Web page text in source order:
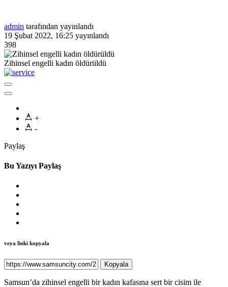
admin tarafından yayınlandı
19 Şubat 2022, 16:25 yayınlandı
398
Zihinsel engelli kadın öldürüldü
+
-
Paylaş
Bu Yazıyı Paylaş
veya linki kopyala
Kopyala
Samsun’da zihinsel engelli bir kadın kafasına sert bir cisim ile